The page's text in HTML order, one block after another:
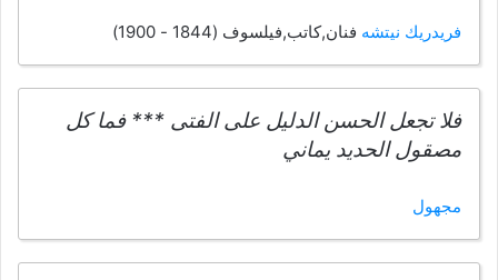
فريدريك نيتشه فنان,كاتب,فيلسوف (1844 - 1900)
فلا تجعل الحسن الدليل على الفتى *** فما كل
مصقول الحديد يماني
مجهول